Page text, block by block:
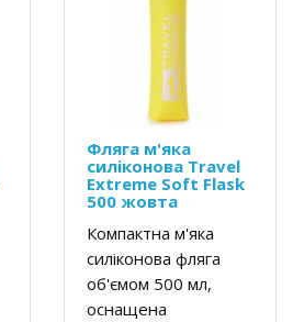
Фляга м'яка
силіконова Travel
Extreme Soft Flask
500 жовта
Компактна м'яка
силіконова фляга
об'ємом 500 мл,
оснащена